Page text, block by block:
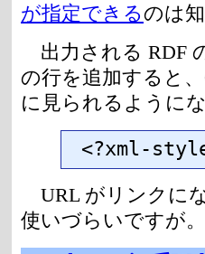
が指定できるのは
出力される RDF
の行を追加すると
に見られるようにな
<?xml-
URL がリンクに
使いづらいですが。